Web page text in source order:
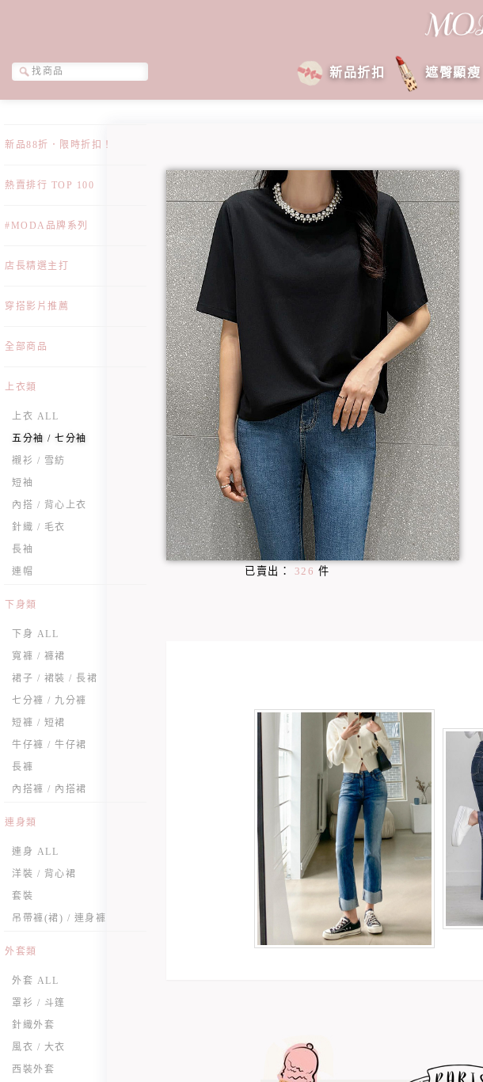
新品折扣 遮臀顯瘦
新品88折．限時折扣！
熱賣排行 TOP 100
#MODA品牌系列
店長精選主打
穿搭影片推薦
全部商品
上衣類
上衣 ALL
五分袖 / 七分袖
襯衫 / 雪紡
短袖
內搭 / 背心上衣
針織 / 毛衣
長袖
連帽
下身類
下身 ALL
寬褲 / 褲裙
裙子 / 裙裝 / 長裙
七分褲 / 九分褲
短褲 / 短裙
牛仔褲 / 牛仔裙
長褲
內搭褲 / 內搭裙
連身類
連身 ALL
洋裝 / 背心裙
套裝
吊帶褲(裙) / 連身褲
外套類
外套 ALL
罩衫 / 斗篷
針織外套
風衣 / 大衣
西裝外套
已賣出： 326 件